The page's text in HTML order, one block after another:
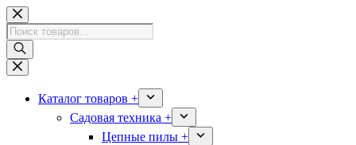
Перейти
к
сути
Поиск
товаров
Каталог товаров +
Садовая техника +
Цепные пилы +